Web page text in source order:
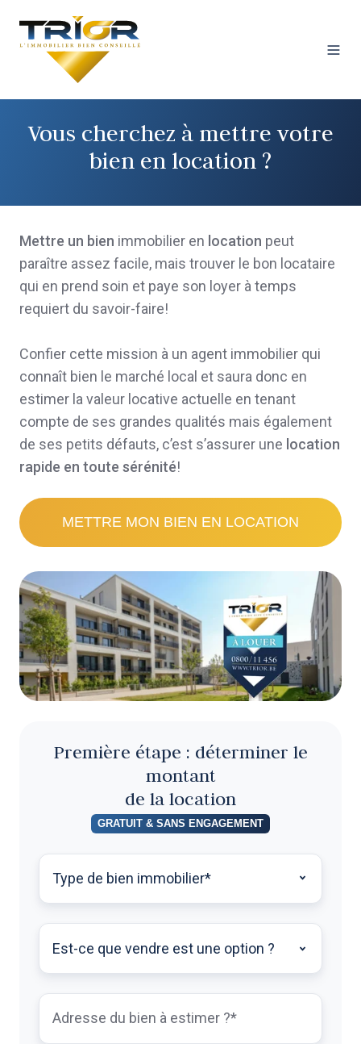
Vous cherchez à mettre votre
bien en location ?
Mettre un bien immobilier en location peut
paraître assez facile, mais trouver le bon locataire
qui en prend soin et paye son loyer à temps
requiert du savoir-faire!
Confier cette mission à un agent immobilier qui
connaît bien le marché local et saura donc en
estimer la valeur locative actuelle en tenant
compte de ses grandes qualités mais également
de ses petits défauts, c’est s’assurer une location
rapide en toute sérénité!
METTRE MON BIEN EN LOCATION
Première étape : déterminer le
montant
de la location
GRATUIT & SANS ENGAGEMENT